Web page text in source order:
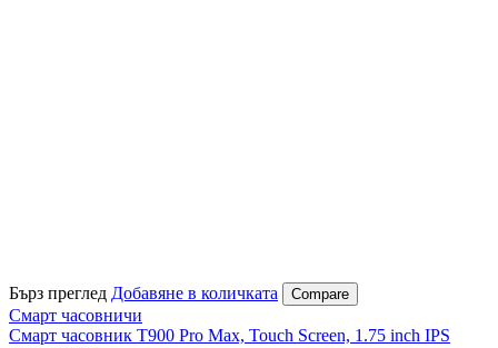
Бърз преглед Добавяне в количката Compare
Смарт часовничи
Смарт часовник T900 Pro Max, Touch Screen, 1.75 inch IPS